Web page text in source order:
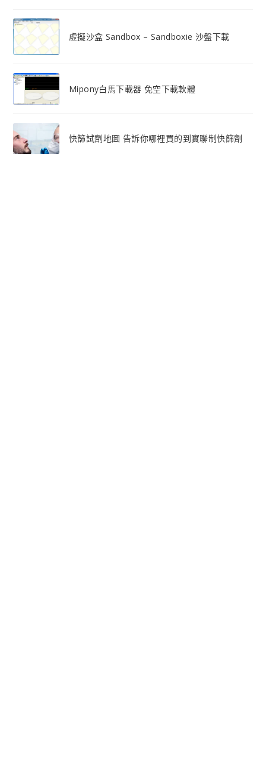
虛擬沙盒 Sandbox – Sandboxie 沙盤下載
Mipony白馬下載器 免空下載軟體
快篩試劑地圖 告訴你哪裡買的到實聯制快篩劑